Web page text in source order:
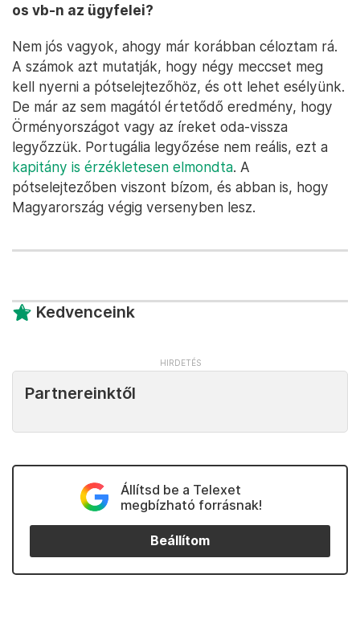
os vb-n az ügyfelei?
Nem jós vagyok, ahogy már korábban céloztam rá.
A számok azt mutatják, hogy négy meccset meg
kell nyerni a pótselejtezőhöz, és ott lehet esélyünk.
De már az sem magától értetődő eredmény, hogy
Örményországot vagy az íreket oda-vissza
legyőzzük. Portugália legyőzése nem reális, ezt a
kapitány is érzékletesen elmondta. A
pótselejtezőben viszont bízom, és abban is, hogy
Magyarország végig versenyben lesz.
Kedvenceink
Partnereinktől
Állítsd be a Telexet
megbízható forrásnak!
Beállítom